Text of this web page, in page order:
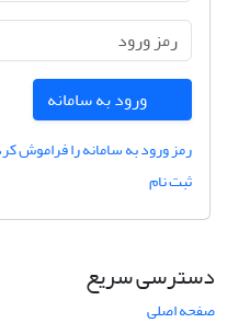
ورود به سامانه
رمز ورود به سامانه را فراموش
ثبت نام
دسترسی سریع
صفحه اصلی